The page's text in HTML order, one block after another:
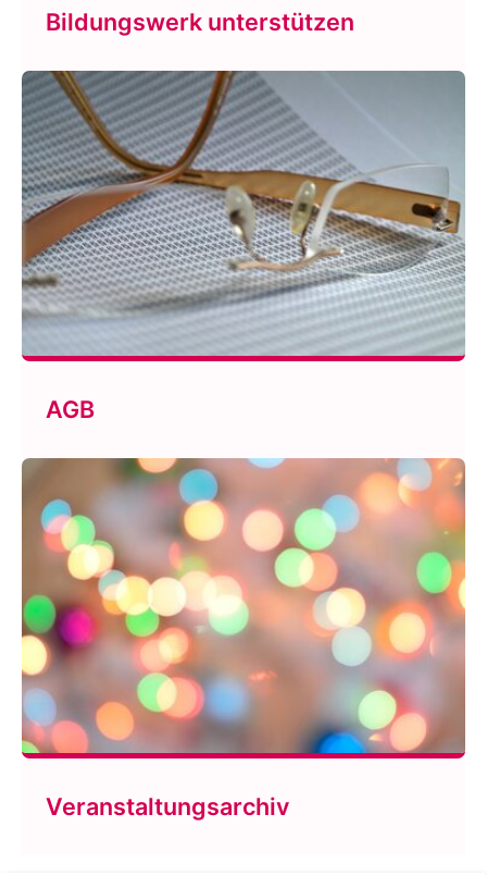
Bildungswerk unterstützen
AGB
Veranstaltungsarchiv